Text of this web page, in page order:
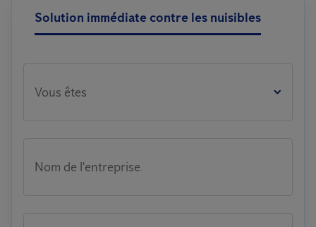
Solution immédiate contre les nuisibles
Vous êtes
Nom de l'entreprise.